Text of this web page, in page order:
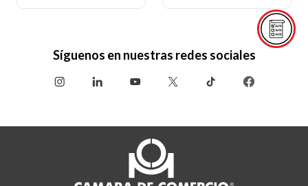
Síguenos en nuestras redes sociales